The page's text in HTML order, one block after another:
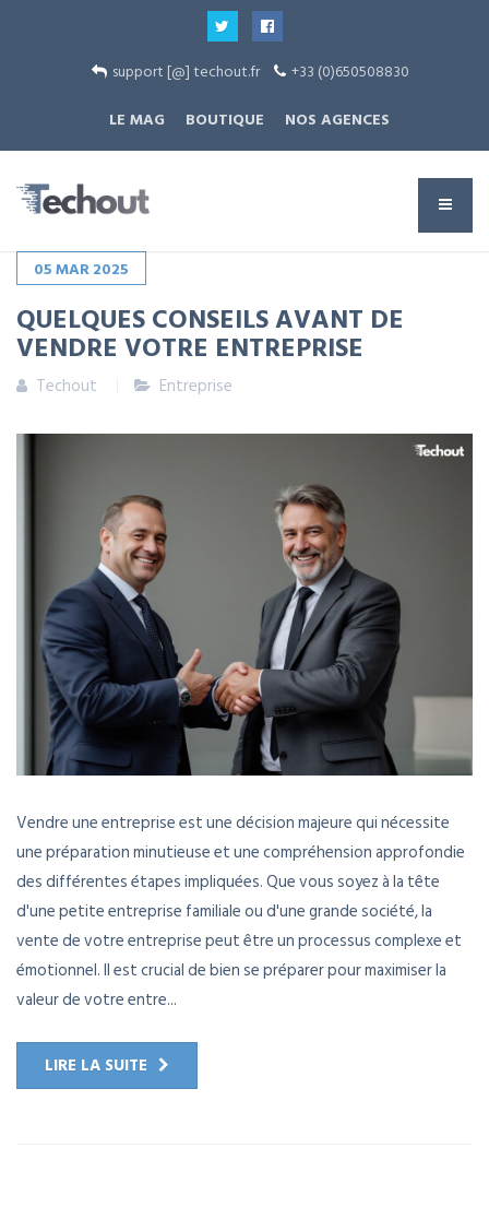
support [@] techout.fr
+33 (0)650508830
LE MAG
BOUTIQUE NOS AGENCES
05MAR2025
QUELQUES CONSEILS AVANT DE
VENDRE VOTRE ENTREPRISE
Techout Entreprise
Vendre une entreprise est une décision majeure qui nécessite
une préparation minutieuse et une compréhension approfondie
des différentes étapes impliquées. Que vous soyez à la tête
d'une petite entreprise familiale ou d'une grande société, la
vente de votre entreprise peut être un processus complexe et
émotionnel. Il est crucial de bien se préparer pour maximiser la
valeur de votre entre...
LIRE LA SUITE